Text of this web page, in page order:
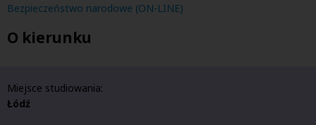
Bezpieczeństwo narodowe (ON-LINE)
O kierunku
Miejsce studiowania:
Łódź